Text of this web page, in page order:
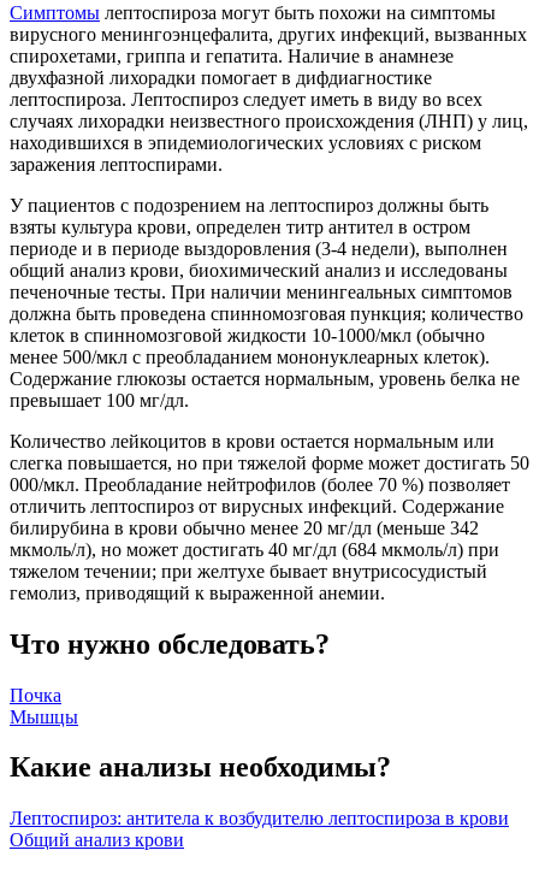
Симптомы лептоспироза могут быть похожи на симптомы
вирусного менингоэнцефалита, других инфекций, вызванных
спирохетами, гриппа и гепатита. Наличие в анамнезе
двухфазной лихорадки помогает в дифдиагностике
лептоспироза. Лептоспироз следует иметь в виду во всех
случаях лихорадки неизвестного происхождения (ЛНП) у лиц,
находившихся в эпидемиологических условиях с риском
заражения лептоспирами.
У пациентов с подозрением на лептоспироз должны быть
взяты культура крови, определен титр антител в остром
периоде и в периоде выздоровления (3-4 недели), выполнен
общий анализ крови, биохимический анализ и исследованы
печеночные тесты. При наличии менингеальных симптомов
должна быть проведена спинномозговая пункция; количество
клеток в спинномозговой жидкости 10-1000/мкл (обычно
менее 500/мкл с преобладанием мононуклеарных клеток).
Содержание глюкозы остается нормальным, уровень белка не
превышает 100 мг/дл.
Количество лейкоцитов в крови остается нормальным или
слегка повышается, но при тяжелой форме может достигать 50
000/мкл. Преобладание нейтрофилов (более 70 %) позволяет
отличить лептоспироз от вирусных инфекций. Содержание
билирубина в крови обычно менее 20 мг/дл (меньше 342
мкмоль/л), но может достигать 40 мг/дл (684 мкмоль/л) при
тяжелом течении; при желтухе бывает внутрисосудистый
гемолиз, приводящий к выраженной анемии.
Что нужно обследовать?
Почка
Мышцы
Какие анализы необходимы?
Лептоспироз: антитела к возбудителю лептоспироза в крови
Общий анализ крови